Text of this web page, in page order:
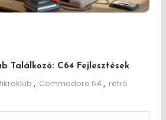
Találkozó: C64 Fejlesztések
, Commodore 64 , retró